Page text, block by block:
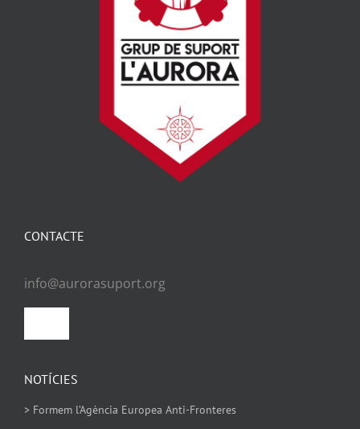
NOTÍCIES
> Formem l’Agència Europea Anti-Fronteres
CONTACTE
info@aurorasuport.org
Política de Cookies